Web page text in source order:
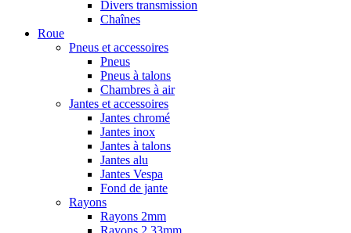
Divers transmission
Chaînes
Roue
Pneus et accessoires
Pneus
Pneus à talons
Chambres à air
Jantes et accessoires
Jantes chromé
Jantes inox
Jantes à talons
Jantes alu
Jantes Vespa
Fond de jante
Rayons
Rayons 2mm